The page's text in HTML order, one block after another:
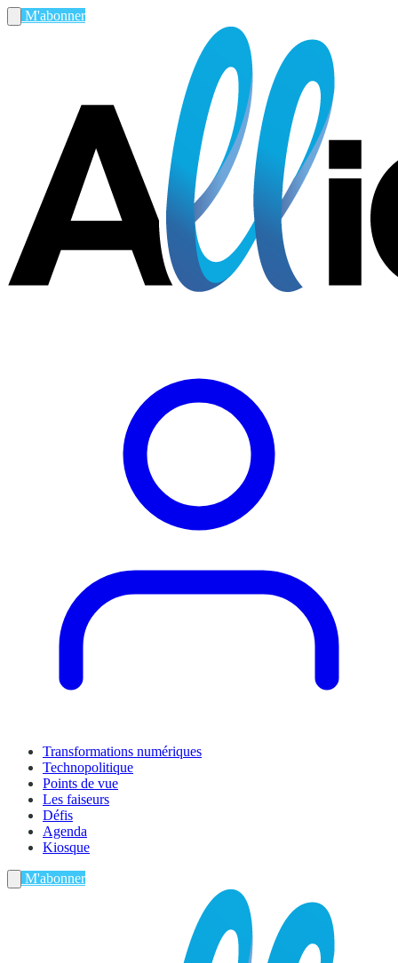
M'abonner
Transformations numériques
Technopolitique
Points de vue
Les faiseurs
Défis
Agenda
Kiosque
M'abonner